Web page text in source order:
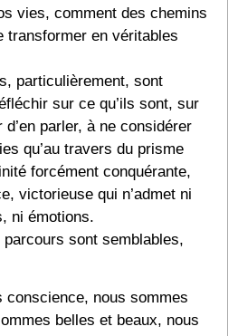
vies, comment des chemins
transformer en véritables
particulièrement, sont
sur ce qu’ils sont, sur
parler, à ne considérer
qu’au travers du prisme
forcément conquérante,
victorieuse qui n’admet ni
ni émotions.
sont semblables,
conscience, nous sommes
belles et beaux, nous